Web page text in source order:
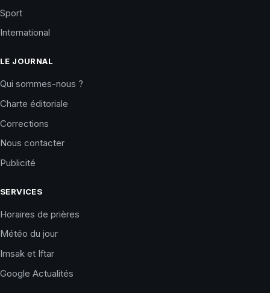
Sport
International
LE JOURNAL
Qui sommes-nous ?
Charte éditoriale
Corrections
Nous contacter
Publicité
SERVICES
Horaires de prières
Météo du jour
Imsak et Iftar
Google Actualités